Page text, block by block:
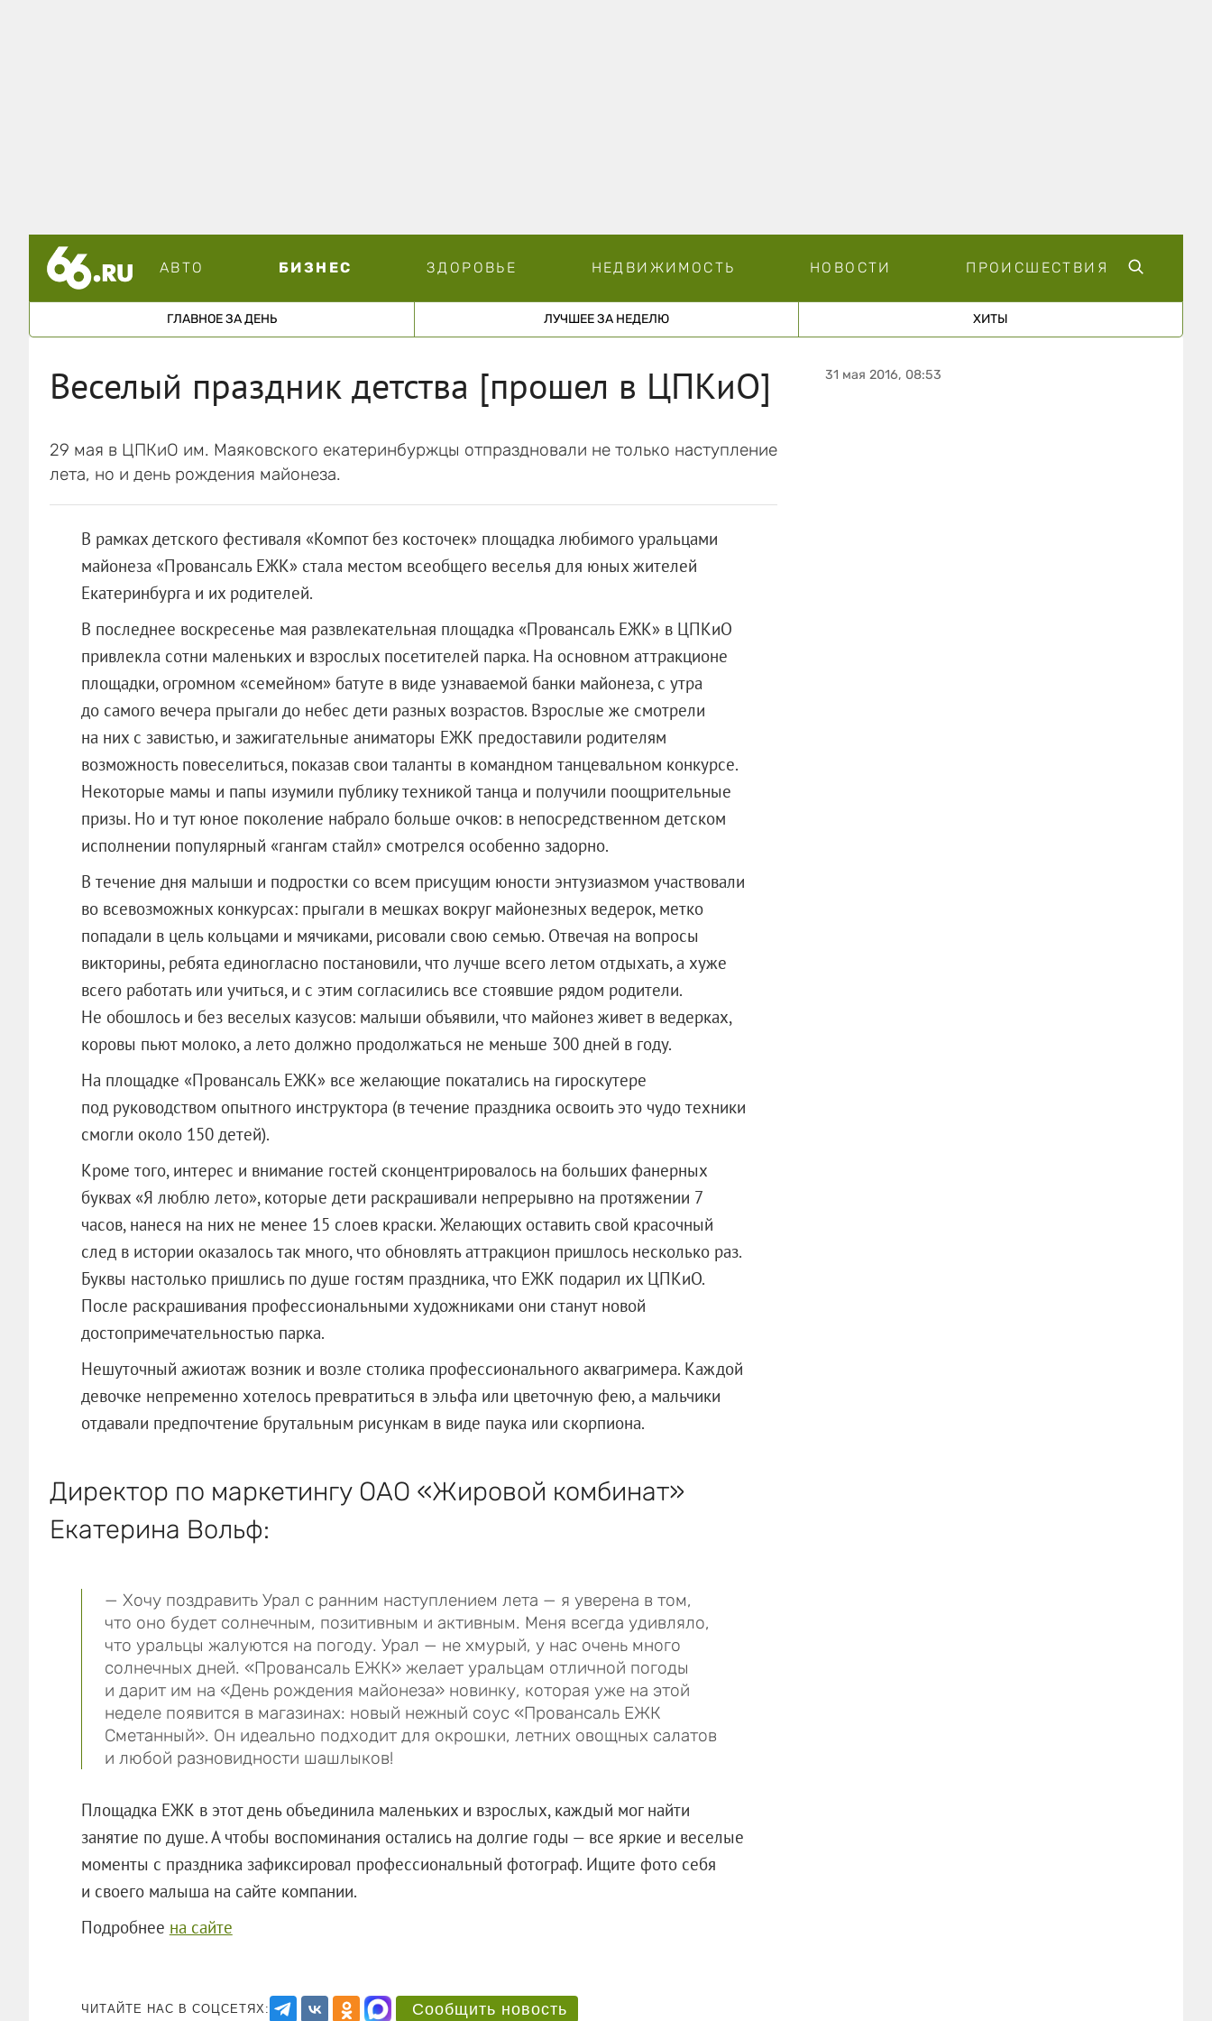
АВТО БИЗНЕС ЗДОРОВЬЕ НЕДВИЖИМОСТЬ НОВОСТИ ПРОИСШЕСТВИЯ
ГЛАВНОЕ ЗА ДЕНЬ ЛУЧШЕЕ ЗА НЕДЕЛЮ ХИТЫ
Веселый праздник детства [прошел в ЦПКиО]
29 мая в ЦПКиО им. Маяковского екатеринбуржцы отпраздновали не только наступление
лета, но и день рождения майонеза.
В рамках детского фестиваля «Компот без косточек» площадка любимого уральцами
майонеза «Провансаль ЕЖК» стала местом всеобщего веселья для юных жителей
Екатеринбурга и их родителей.
В последнее воскресенье мая развлекательная площадка «Провансаль ЕЖК» в ЦПКиО
привлекла сотни маленьких и взрослых посетителей парка. На основном аттракционе
площадки, огромном «семейном» батуте в виде узнаваемой банки майонеза, с утра
до самого вечера прыгали до небес дети разных возрастов. Взрослые же смотрели
на них с завистью, и зажигательные аниматоры ЕЖК предоставили родителям
возможность повеселиться, показав свои таланты в командном танцевальном конкурсе.
Некоторые мамы и папы изумили публику техникой танца и получили поощрительные
призы. Но и тут юное поколение набрало больше очков: в непосредственном детском
исполнении популярный «гангам стайл» смотрелся особенно задорно.
В течение дня малыши и подростки со всем присущим юности энтузиазмом участвовали
во всевозможных конкурсах: прыгали в мешках вокруг майонезных ведерок, метко
попадали в цель кольцами и мячиками, рисовали свою семью. Отвечая на вопросы
викторины, ребята единогласно постановили, что лучше всего летом отдыхать, а хуже
всего работать или учиться, и с этим согласились все стоявшие рядом родители.
Не обошлось и без веселых казусов: малыши объявили, что майонез живет в ведерках,
коровы пьют молоко, а лето должно продолжаться не меньше 300 дней в году.
На площадке «Провансаль ЕЖК» все желающие покатались на гироскутере
под руководством опытного инструктора (в течение праздника освоить это чудо техники
смогли около 150 детей).
Кроме того, интерес и внимание гостей сконцентрировалось на больших фанерных
буквах «Я люблю лето», которые дети раскрашивали непрерывно на протяжении 7
часов, нанеся на них не менее 15 слоев краски. Желающих оставить свой красочный
след в истории оказалось так много, что обновлять аттракцион пришлось несколько раз.
Буквы настолько пришлись по душе гостям праздника, что ЕЖК подарил их ЦПКиО.
После раскрашивания профессиональными художниками они станут новой
достопримечательностью парка.
Нешуточный ажиотаж возник и возле столика профессионального аквагримера. Каждой
девочке непременно хотелось превратиться в эльфа или цветочную фею, а мальчики
отдавали предпочтение брутальным рисункам в виде паука или скорпиона.
Директор по маркетингу ОАО «Жировой комбинат»
Екатерина Вольф:
— Хочу поздравить Урал с ранним наступлением лета — я уверена в том,
что оно будет солнечным, позитивным и активным. Меня всегда удивляло,
что уральцы жалуются на погоду. Урал — не хмурый, у нас очень много
солнечных дней. «Провансаль ЕЖК» желает уральцам отличной погоды
и дарит им на «День рождения майонеза» новинку, которая уже на этой
неделе появится в магазинах: новый нежный соус «Провансаль ЕЖК
Сметанный». Он идеально подходит для окрошки, летних овощных салатов
и любой разновидности шашлыков!
Площадка ЕЖК в этот день объединила маленьких и взрослых, каждый мог найти
занятие по душе. А чтобы воспоминания остались на долгие годы — все яркие и веселые
моменты с праздника зафиксировал профессиональный фотограф. Ищите фото себя
и своего малыша на сайте компании.
Подробнее на сайте
ЧИТАЙТЕ НАС В СОЦСЕТЯХ: Сообщить новость
31 мая 2016, 08:53